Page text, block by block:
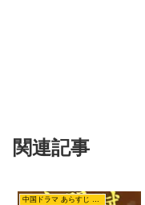
関連記事